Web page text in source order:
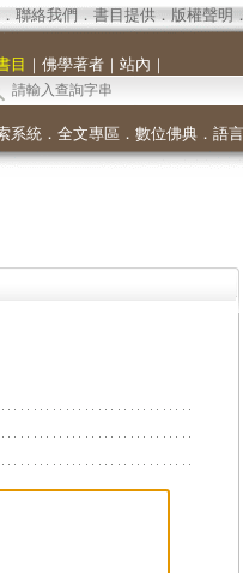
． 聯絡我們 ． 書目提供． 版權聲明 ．
目 ｜ 佛學著者｜ 站內 ｜
系統． 全文專區 ． 數位佛典． 語